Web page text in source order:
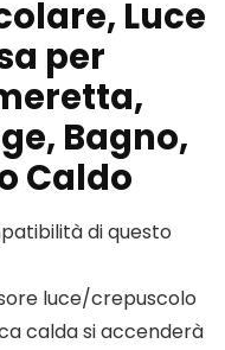
Luce
per
Bagno,
Caldo
di questo
luce/crepuscolo
calda si accenderà